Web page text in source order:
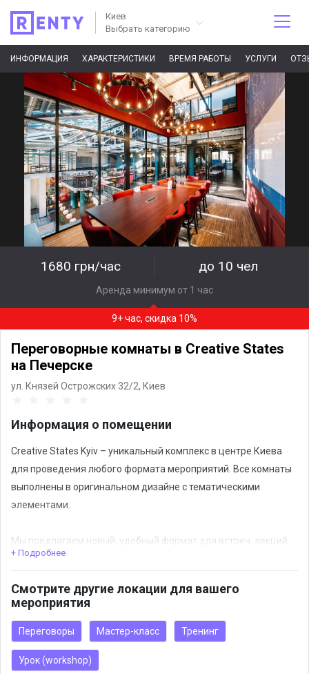
Киев
Выбрать категорию
ИНФОРМАЦИЯ ХАРАКТЕРИСТИКИ ВРЕМЯ РАБОТЫ УСЛУГИ
1680 грн/час до 10 чел
Аренда минимум от 1 час
9+ час, скидка 10%
Переговорные комнаты в Creative States
на Печерске
ул. Князей Острожских 32/2, Киев
Информация о помещении
Creative States Kyiv – уникальный комплекс в центре Киева
для проведения любого формата мероприятий. Все комнаты
выполнены в оригинальном дизайне с тематическими
элементами.
Мы предлагаем новый, удобный формат для встреч, лекций,
презентаций, онлайн-трансляций, обучение, стратегических
В стоимость комнаты включены базовые напитки (кофе, чай)
и снеки (печенье, конфеты) для всех гостей.
+ Подробнее
Смотрите другие локации для вашего
мероприятия
Переговоры Мастер-класс Тренинг
Урок (workshop)